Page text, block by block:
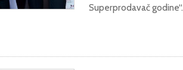
Superprodavač godine“.